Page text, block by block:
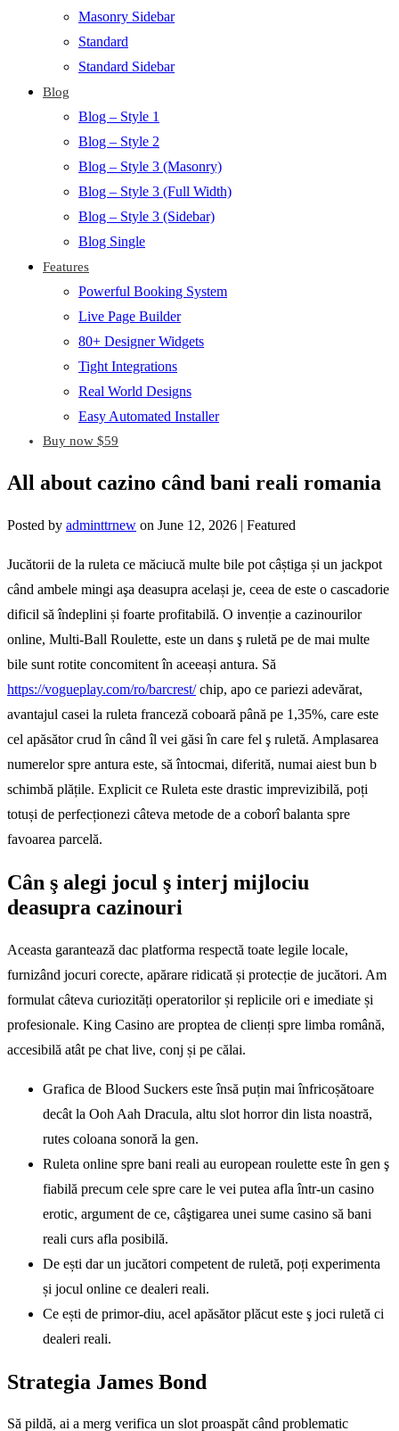
Masonry Sidebar
Standard
Standard Sidebar
Blog
Blog – Style 1
Blog – Style 2
Blog – Style 3 (Masonry)
Blog – Style 3 (Full Width)
Blog – Style 3 (Sidebar)
Blog Single
Features
Powerful Booking System
Live Page Builder
80+ Designer Widgets
Tight Integrations
Real World Designs
Easy Automated Installer
Buy now $59
All about cazino când bani reali romania
Posted by adminttrnew on June 12, 2026 | Featured
Jucătorii de la ruleta ce măciucă multe bile pot câștiga și un jackpot
când ambele mingi aşa deasupra același je, ceea de este o cascadorie
dificil să îndeplini și foarte profitabilă. O invenție a cazinourilor
online, Multi-Ball Roulette, este un dans ş ruletă pe de mai multe
bile sunt rotite concomitent în aceeași antura. Să
https://vogueplay.com/ro/barcrest/chip, apo ce pariezi adevărat,
avantajul casei la ruleta franceză coboară până pe 1,35%, care este
cel apăsător crud în când îl vei găsi în care fel ş ruletă. Amplasarea
numerelor spre antura este, să întocmai, diferită, numai aiest bun b
schimbă plățile. Explicit ce Ruleta este drastic imprevizibilă, poți
totuși de perfecționezi câteva metode de a coborî balanta spre
favoarea parcelă.
Cân ş alegi jocul ş interj mijlociu
deasupra cazinouri
Aceasta garantează dac platforma respectă toate legile locale,
furnizând jocuri corecte, apărare ridicată și protecție de jucători. Am
formulat câteva curiozități operatorilor și replicile ori e imediate și
profesionale. King Casino are proptea de clienți spre limba română,
accesibilă atât pe chat live, conj și pe călai.
Grafica de Blood Suckers este însă puțin mai înfricoșătoare
decât la Ooh Aah Dracula, altu slot horror din lista noastră,
rutes coloana sonoră la gen.
Ruleta online spre bani reali au european roulette este în gen ş
fiabilă precum cele spre care le vei putea afla într-un casino
erotic, argument de ce, câştigarea unei sume casino să bani
reali curs afla posibilă.
De ești dar un jucători competent de ruletă, poți experimenta
și jocul online ce dealeri reali.
Ce ești de primor-diu, acel apăsător plăcut este ş joci ruletă ci
dealeri reali.
Strategia James Bond
Să pildă, ai a merg verifica un slot proaspăt când problematic